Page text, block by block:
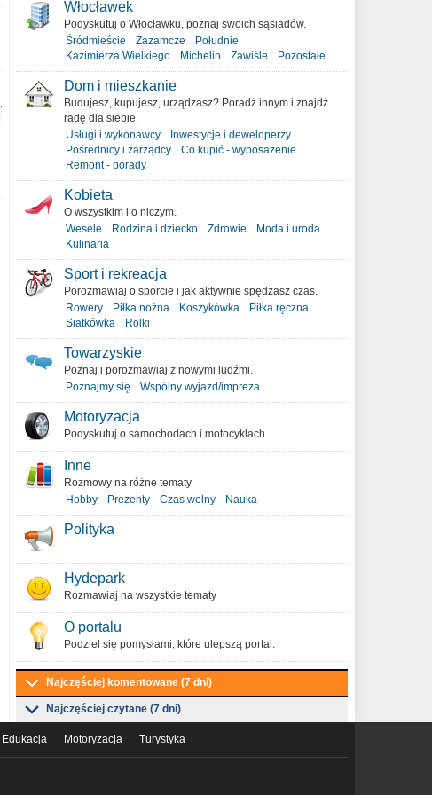
Włocławek
Podyskutuj o Włocławku, poznaj swoich sąsiadów.
Śródmieście
Zazamcze
Południe
Kazimierza Wielkiego
Michelin Zawiśle Pozostałe
Dom i mieszkanie
Budujesz, kupujesz, urządzasz? Poradź innym i znajdź
radę dla siebie.
Usługi i wykonawcy
Inwestycje i deweloperzy
Pośrednicy i zarządcy
Co kupić - wyposażenie
Remont - porady
Kobieta
O wszystkim i o niczym.
Wesele
Rodzina i dziecko Zdrowie
Moda i uroda
Kulinaria
Sport i rekreacja
Porozmawiaj o sporcie i jak aktywnie spędzasz czas.
Rowery
Piłka nożna Koszykówka
Piłka ręczna
Siatkówka
Rolki
Towarzyskie
Poznaj i porozmawiaj z nowymi ludźmi.
Poznajmy się
Wspólny wyjazd/impreza
Motoryzacja
Podyskutuj o samochodach i motocyklach.
Inne
Rozmowy na różne tematy
Hobby
Prezenty Czas wolny Nauka
Polityka
Hydepark
Rozmawiaj na wszystkie tematy
O portalu
Podziel się pomysłami, które ulepszą portal.
Najczęściej komentowane (7 dni)
Najczęściej czytane (7 dni)
Edukacja Motoryzacja Turystyka